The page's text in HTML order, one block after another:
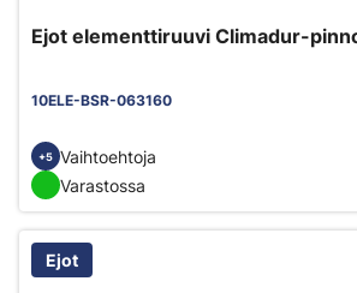
Ejot elementtiruuvi Climadur-
10ELE-BSR-063160
+5 Vaihtoehtoja
Varastossa
Ejot